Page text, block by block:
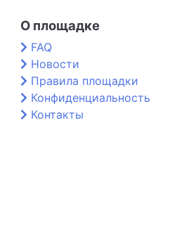
О площадке
FAQ
Новости
Правила площадки
Конфиденциальность
Контакты